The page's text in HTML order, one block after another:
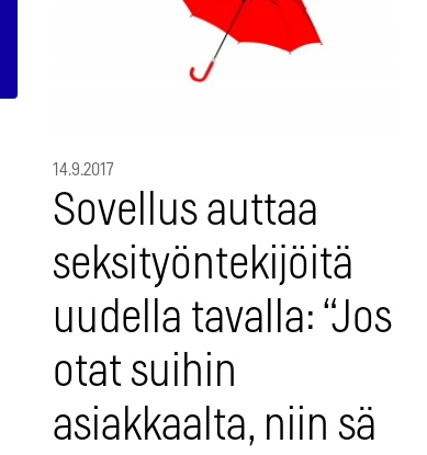
14.9.2017
Sovellus auttaa
seksityöntekijöitä
uudella tavalla: “Jos
otat suihin
asiakkaalta, niin sä